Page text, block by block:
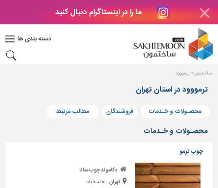
ما را در اینستاگرام دنبال کنید
دسته بندی ها
دکوراسیون
بتن
های
بتنی
و
پنجره
ساختمانی
پله،
نرده
ساختمون ترمووود
ترمووود در استان تهران
محصـولات و خـدمات فروشندگان مطالب مرتبط
محصـولات و خـدمات
چوب ترمو
دکاموند چوب سانا
تهران - جنت آباد